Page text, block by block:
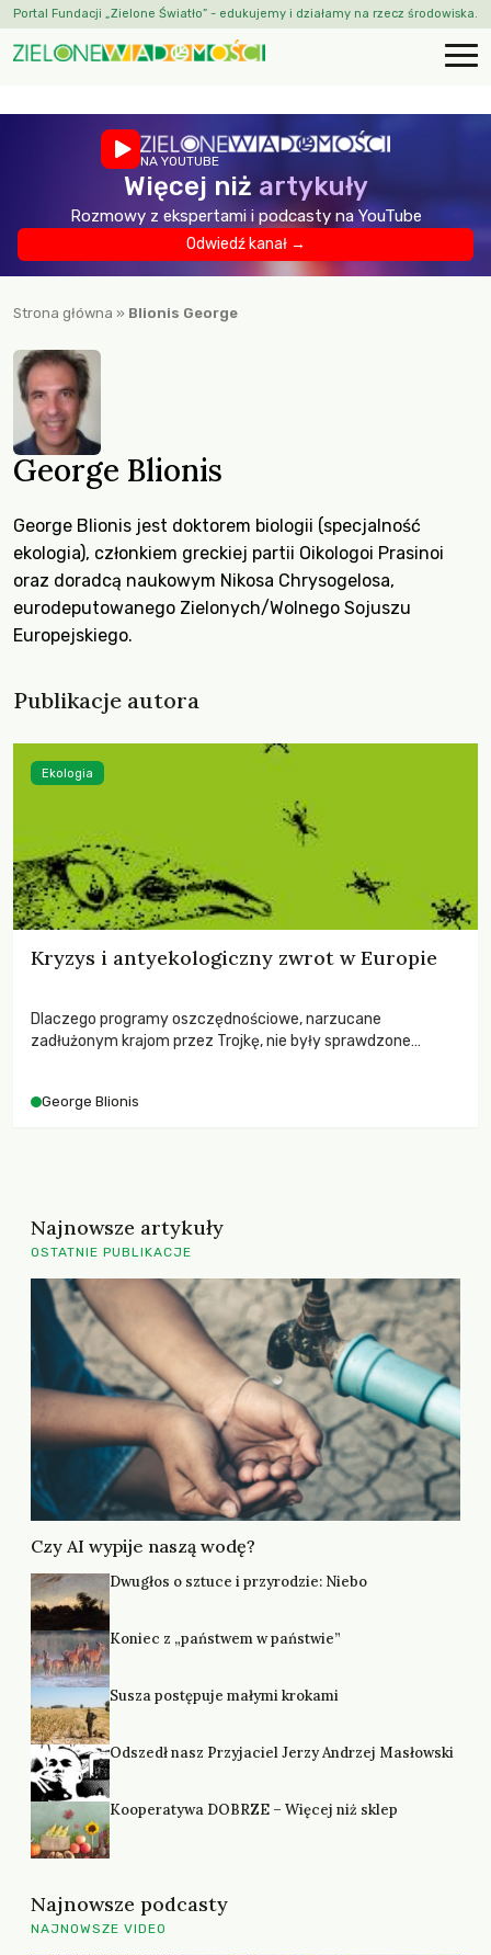
Portal Fundacji „Zielone Światło” - edukujemy i działamy na rzecz środowiska.
NA YOUTUBE
Więcej niż artykuły
Rozmowy z ekspertami i podcasty na YouTube
Odwiedź kanał →
Strona główna » Blionis George
George Blionis
George Blionis jest doktorem biologii (specjalność
ekologia), członkiem greckiej partii Oikologoi Prasinoi
oraz doradcą naukowym Nikosa Chrysogelosa,
eurodeputowanego Zielonych/Wolnego Sojuszu
Europejskiego.
Publikacje autora
Kryzys i antyekologiczny zwrot w Europie
Dlaczego programy oszczędnościowe, narzucane
zadłużonym krajom przez Trojkę, nie były sprawdzone
George Blionis
Ekologia
Najnowsze artykuły
OSTATNIE PUBLIKACJE
Czy AI wypije naszą wodę?
Dwugłos o sztuce i przyrodzie: Niebo
Koniec z „państwem w państwie”
Susza postępuje małymi krokami
Odszedł nasz Przyjaciel Jerzy Andrzej Masłowski
Kooperatywa DOBRZE – Więcej niż sklep
Najnowsze podcasty
NAJNOWSZE VIDEO